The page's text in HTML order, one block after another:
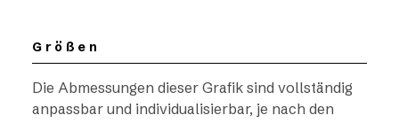
Größen
Die Abmessungen dieser Grafik sind vollständig
anpassbar und individualisierbar, je nach den